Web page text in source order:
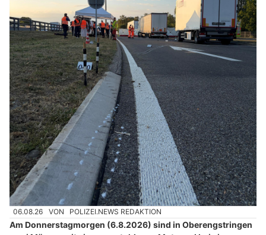
06.08.26 VON POLIZEI.NEWS REDAKTION
Am Donnerstagmorgen (6.8.2026) sind in Oberengstringen